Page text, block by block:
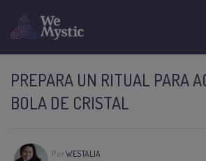
PREPARA UN RITUAL PARA
BOLA DE CRISTAL
PorWESTALIA